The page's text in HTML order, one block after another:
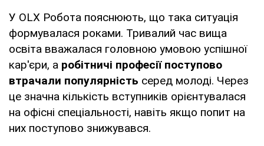
У OLX Робота пояснюють, що така ситуація
формувалася роками. Тривалий час вища
освіта вважалася головною умовою успішної
кар'єри, а робітничі професії поступово
втрачали популярність серед молоді. Через
це значна кількість вступників орієнтувалася
на офісні спеціальності, навіть якщо попит на
них поступово знижувався.